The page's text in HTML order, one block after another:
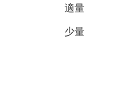
適量
少量